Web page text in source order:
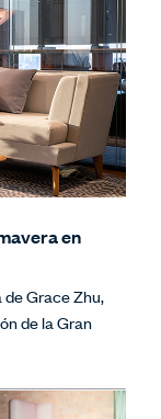
en
Grace Zhu,
de la Gran